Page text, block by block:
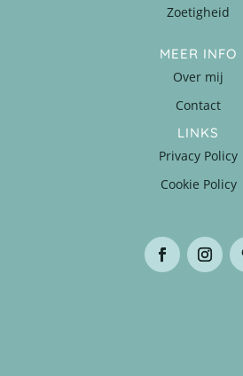
Zoetigheid
MEER INFO
Over mij
Contact
LINKS
Privacy Policy
Cookie Policy